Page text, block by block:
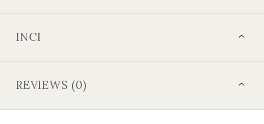
INCI
REVIEWS (0)